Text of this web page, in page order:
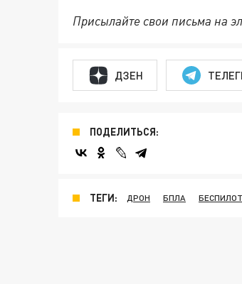
Присылайте свои письма на
ДЗЕН
ПОДЕЛИТЬСЯ:
ТЕГИ: ДРОН БПЛА